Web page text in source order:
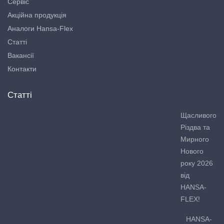
Акційна продукція
Аналоги Hansa-Flex
Статті
Вакансії
Контакти
Статті
Щасливого
Різдва та
Мирного
Нового
року 2026
від
HANSA-
FLEX!
HANSA-